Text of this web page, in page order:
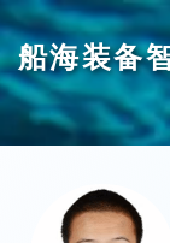
船海装备